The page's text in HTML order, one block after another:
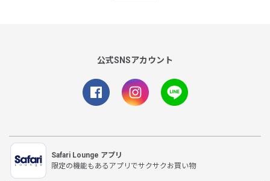
公式SNSアカウント
Safari Lounge アプリ
限定の機能もあるアプリでサクサクお買い物